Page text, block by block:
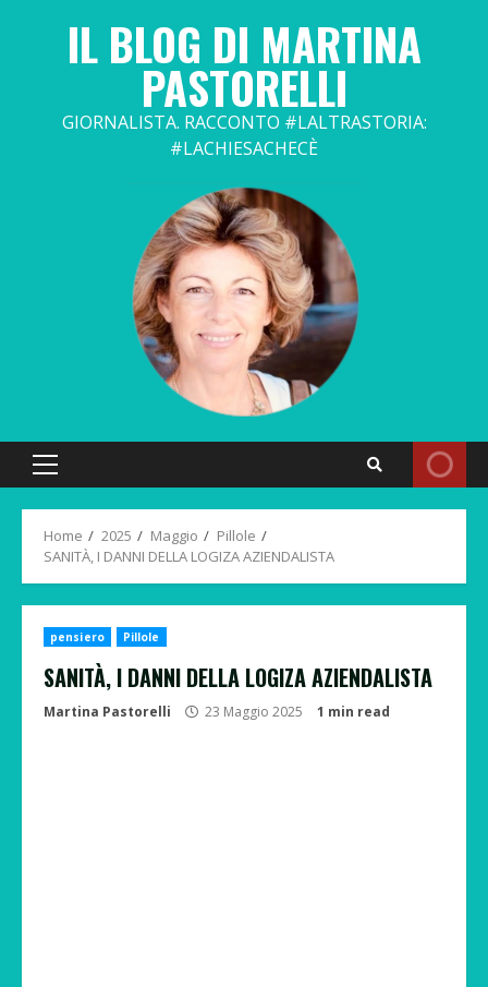
IL BLOG DI MARTINA
PASTORELLI
GIORNALISTA. RACCONTO #LALTRASTORIA:
#LACHIESACHECÈ
Primary
Home 2025 Maggio
Pillole
SANITÀ, I DANNI DELLA LOGIZA AZIENDALISTA
pensiero Pillole
SANITÀ, I DANNI DELLA LOGIZA AZIENDALISTA
Martina Pastorelli 23 Maggio 2025 1 min read